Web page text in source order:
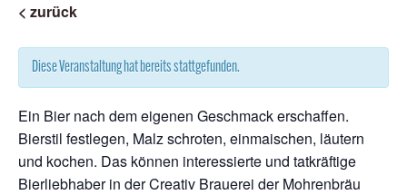
< zurück
Diese Veranstaltung hat bereits stattgefunden.
Ein Bier nach dem eigenen Geschmack erschaffen.
Bierstil festlegen, Malz schroten, einmaischen, läutern
und kochen. Das können interessierte und tatkräftige
Bierliebhaber in der Creativ Brauerei der Mohrenbräu